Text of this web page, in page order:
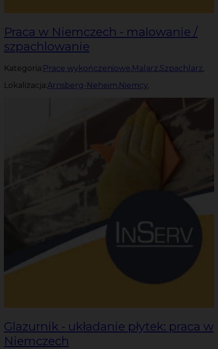
Praca w Niemczech - malowanie /
szpachlowanie
Kategoria: Prace wykończeniowe,Malarz,Szpachlarz,
Lokalizacja:Arnsberg-Neheim,Niemcy,
Glazurnik - układanie płytek: praca w
Niemczech